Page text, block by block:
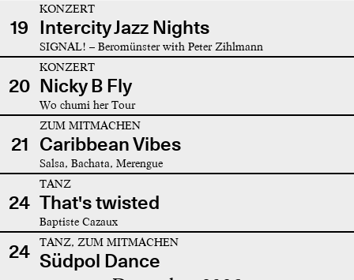
19
KONZERT
Intercity Jazz Nights
SIGNAL! – Beromünster with Peter Zihlmann
20
KONZERT
Nicky B Fly
Wo chumi her Tour
21
ZUM MITMACHEN
Caribbean Vibes
Salsa, Bachata, Merengue
24
TANZ
That's twisted
Baptiste Cazaux
24 TANZ, ZUM MITMACHEN
Südpol Dance